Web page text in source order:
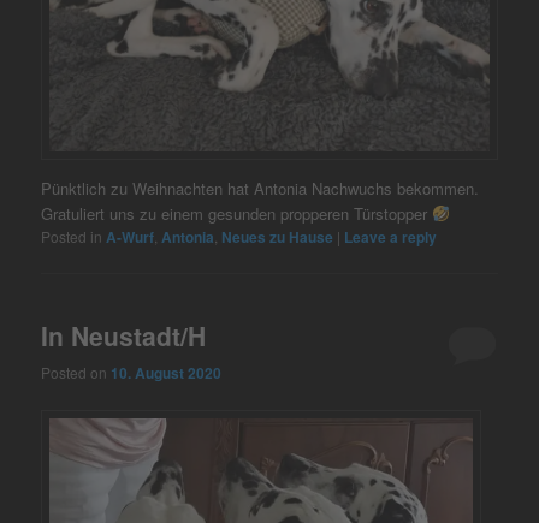
Pünktlich zu Weihnachten hat Antonia Nachwuchs bekommen.
Gratuliert uns zu einem gesunden propperen Türstopper
Posted in A-Wurf Antonia Neues zu Hause | Leave a reply
In Neustadt/H
Posted on 10. August 2020